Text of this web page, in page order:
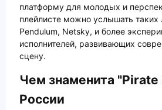
платформу для молодых и
плейлисте можно услышать таких
Pendulum, Netsky, и более
исполнителей, развивающих
сцену.
Чем знаменита "Pirate
России